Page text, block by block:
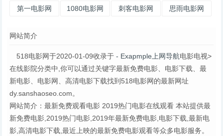
第一电影网 1080电影网 刺客电影网 思雨电影网
网站简介
518电影网于2020-01-09收录于 - Exapmple上网导航电影电视>
在线影院分类中,你可以通过关键字最新免费电影、电影下载、最
新电影、电影网、高清电影下载找到518电影网的最新网址
dy.sanshaoseo.com。
网站简介：最新免费观看电影 2019热门电影在线观看 本站提供最
新免费电影,2019热门电影,2019年最新免费电影,电影下载,最新电
影,高清电影下载,最近上映的最新免费电影观看等众多电影服务。